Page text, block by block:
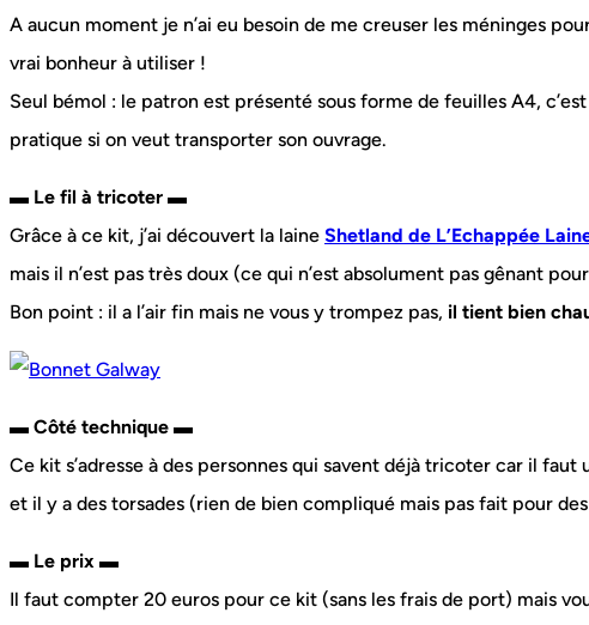
A aucun moment je n’ai eu besoin de me creuser les méninges
vrai bonheur à utiliser !
Seul bémol : le patron est présenté sous forme de feuilles A4,
pratique si on veut transporter son ouvrage.
▬ Le fil à tricoter ▬
Grâce à ce kit, j’ai découvert la laine Shetland de L’Echappée
mais il n’est pas très doux (ce qui n’est absolument pas gênant
Bon point : il a l’air fin mais ne vous y trompez pas, il tient bien
▬ Côté technique ▬
Ce kit s’adresse à des personnes qui savent déjà tricoter car il
et il y a des torsades (rien de bien compliqué mais pas fait pour
▬ Le prix ▬
Il faut compter 20 euros pour ce kit (sans les frais de port) mais